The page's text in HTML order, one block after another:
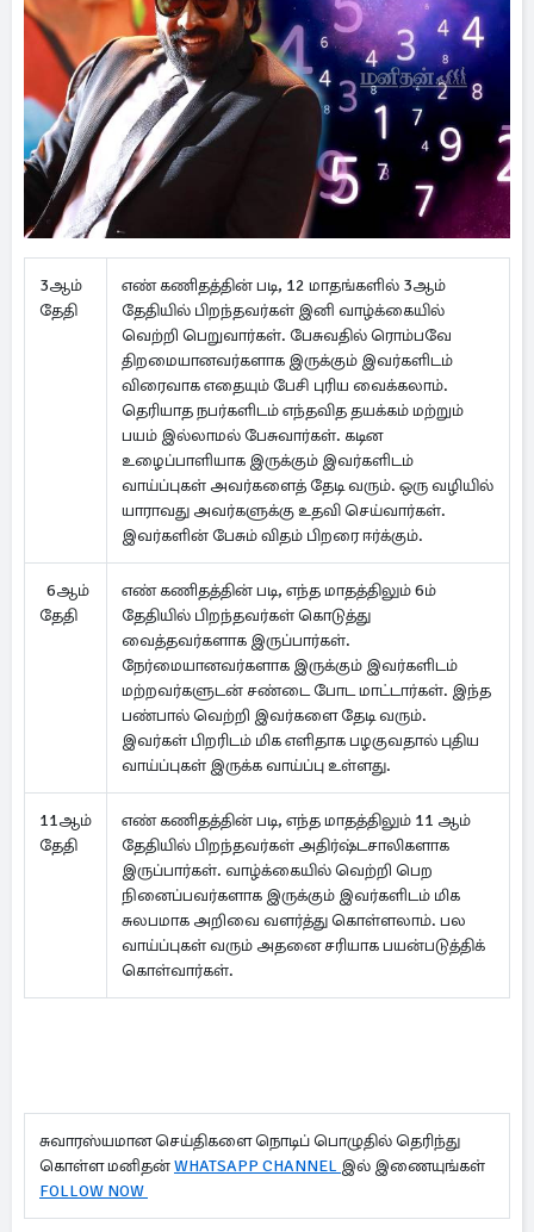
3ஆம்
தேதி
எண் கணிதத்தின் படி, 12 மாதங்களில் 3ஆம்
தேதியில் பிறந்தவர்கள் இனி வாழ்க்கையில்
வெற்றி பெறுவார்கள். பேசுவதில் ரொம்பவே
திறமையானவர்களாக இருக்கும் இவர்களிடம்
விரைவாக எதையும் பேசி புரிய வைக்கலாம்.
தெரியாத நபர்களிடம் எந்தவித தயக்கம் மற்றும்
பயம் இல்லாமல் பேசுவார்கள். கடின
உழைப்பாளியாக இருக்கும் இவர்களிடம்
வாய்ப்புகள் அவர்களைத் தேடி வரும். ஒரு வழியில்
யாராவது அவர்களுக்கு உதவி செய்வார்கள்.
இவர்களின் பேசும் விதம் பிறரை ஈர்க்கும்.
6ஆம்
தேதி
எண் கணிதத்தின் படி, எந்த மாதத்திலும் 6ம்
தேதியில் பிறந்தவர்கள் கொடுத்து
வைத்தவர்களாக இருப்பார்கள்.
நேர்மையானவர்களாக இருக்கும் இவர்களிடம்
மற்றவர்களுடன் சண்டை போட மாட்டார்கள். இந்த
பண்பால் வெற்றி இவர்களை தேடி வரும்.
இவர்கள் பிறரிடம் மிக எளிதாக பழகுவதால் புதிய
வாய்ப்புகள் இருக்க வாய்ப்பு உள்ளது.
11ஆம்
தேதி
எண் கணிதத்தின் படி, எந்த மாதத்திலும் 11 ஆம்
தேதியில் பிறந்தவர்கள் அதிர்ஷ்டசாலிகளாக
இருப்பார்கள். வாழ்க்கையில் வெற்றி பெற
நினைப்பவர்களாக இருக்கும் இவர்களிடம் மிக
சுலபமாக அறிவை வளர்த்து கொள்ளலாம். பல
வாய்ப்புகள் வரும் அதனை சரியாக பயன்படுத்திக்
கொள்வார்கள்.
சுவாரஸ்யமான செய்திகளை நொடிப் பொழுதில் தெரிந்து
கொள்ள மனிதன்WHATSAPP CHANNEL இல் இணையுங்கள்
FOLLOW NOW